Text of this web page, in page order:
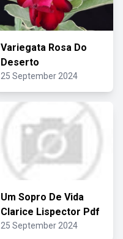
Variegata Rosa Do
Deserto
25 September 2024
Um Sopro De Vida
Clarice Lispector Pdf
25 September 2024